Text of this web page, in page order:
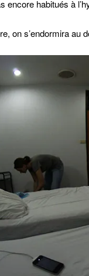
encore habitués à
on s’endormira